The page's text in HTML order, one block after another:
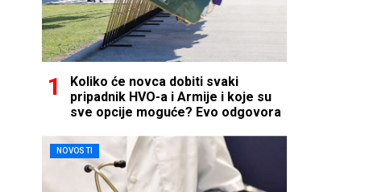
Koliko će novca dobiti svaki
pripadnik HVO-a i Armije i koje su
sve opcije moguće? Evo odgovora
NOVOSTI